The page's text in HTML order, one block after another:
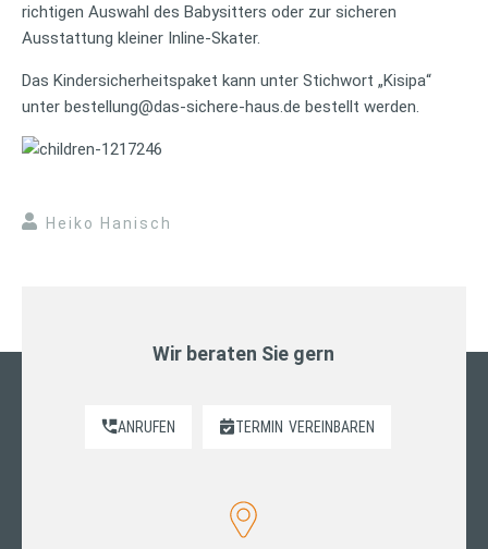
richtigen Auswahl des Babysitters oder zur sicheren
Ausstattung kleiner Inline-Skater.
Das Kindersicherheitspaket kann unter Stichwort „Kisipa“
unter bestellung@das-sichere-haus.de bestellt werden.
Heiko Hanisch
Wir beraten Sie gern
ANRUFEN TERMIN VEREINBAREN